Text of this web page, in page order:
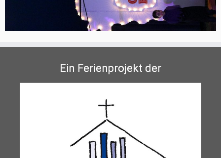
Ein Ferienprojekt der